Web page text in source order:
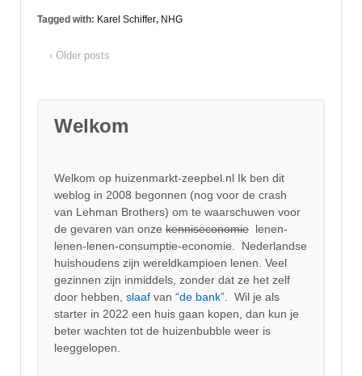
Tagged with: Karel Schiffer, NHG
‹ Older posts
Welkom
Welkom op huizenmarkt-zeepbel.nl Ik ben dit
weblog in 2008 begonnen (nog voor de crash
van Lehman Brothers) om te waarschuwen voor
de gevaren van onze kenniseconomie lenen-
lenen-lenen-consumptie-economie. Nederlandse
huishoudens zijn wereldkampioen lenen. Veel
gezinnen zijn inmiddels, zonder dat ze het zelf
door hebben, slaaf van “de bank”.
Wil je als
starter in 2022 een huis gaan kopen, dan kun je
beter wachten tot de huizenbubble weer is
leeggelopen.